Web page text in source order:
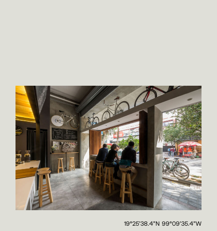
19°25'38.4"N 99°09'35.4"W